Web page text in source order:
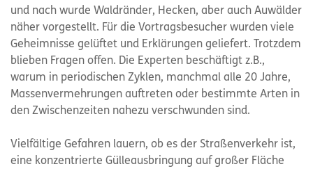
und nach wurde Waldränder, Hecken, aber auch Auwälder
näher vorgestellt. Für die Vortragsbesucher wurden viele
Geheimnisse gelüftet und Erklärungen geliefert. Trotzdem
blieben Fragen offen. Die Experten beschäftigt z.B.,
warum in periodischen Zyklen, manchmal alle 20 Jahre,
Massenvermehrungen auftreten oder bestimmte Arten in
den Zwischenzeiten nahezu verschwunden sind.
Vielfältige Gefahren lauern, ob es der Straßenverkehr ist,
eine konzentrierte Gülleausbringung auf großer Fläche